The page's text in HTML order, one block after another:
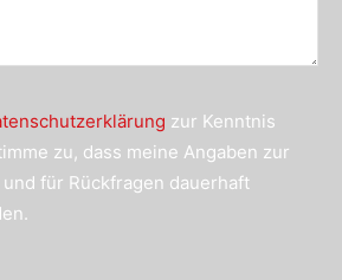
zur Kenntnis
zu, dass meine Angaben zur
für Rückfragen dauerhaft